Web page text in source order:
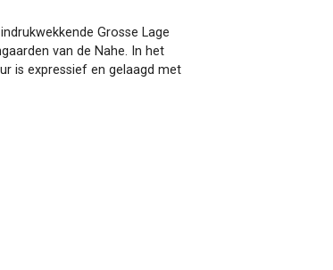
Grosse Lage
van de Nahe. In het
is expressief en gelaagd met